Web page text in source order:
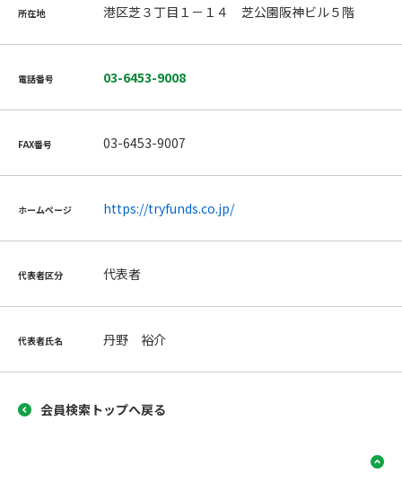
所在地 港区芝３丁目１－１４ 芝公園阪神ビル５階
電話番号 03-6453-9008
FAX番号 03-6453-9007
ホームページ https://tryfunds.co.jp/
代表者区分 代表者
代表者氏名 丹野 裕介
会員検索トップへ戻る